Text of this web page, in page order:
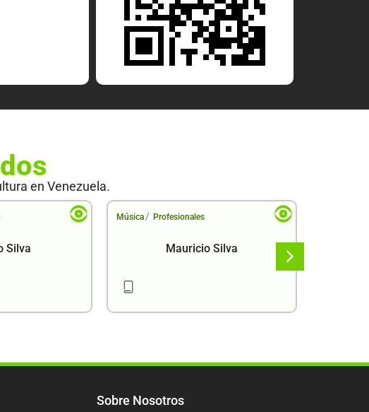
en Venezuela.
Silva
Música / Profesionales
Mauricio Silva
Sobre Nosotros